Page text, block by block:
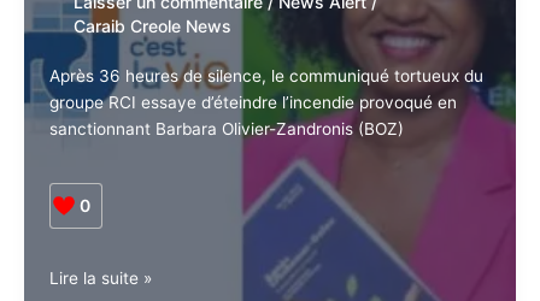
L’urgence
d’ouvrir
les
Assises
de
presse
guadeloupéenne
Laisser un commentaire
Caraib Creole News
Après 36 heures de silence, le communiqué tortueux
du groupe RCI essaye d’éteindre l’incendie provoqué
0